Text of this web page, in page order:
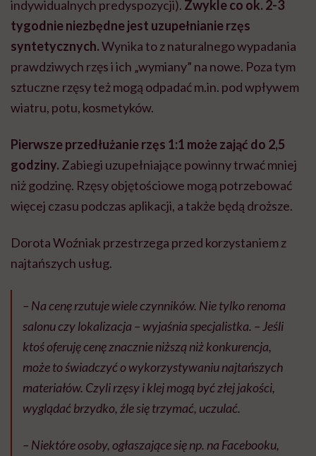
indywidualnych predyspozycji). Zwykle co ok. 2-3
tygodnie niezbędne jest uzupełnianie rzęs
syntetycznych.Wynika to z naturalnego wypadania
prawdziwych rzęs i ich „wymiany” na nowe. Poza tym
sztuczne rzęsy też mogą odpadać m.in. pod wpływem
wiatru, potu, kosmetyków.
Pierwsze przedłużanie rzęs 1:1 może zająć do 2,5
godziny. Zabiegi uzupełniające powinny trwać mniej
niż godzinę. Rzęsy objętościowe mogą potrzebować
więcej czasu podczas aplikacji, a także będą droższe.
Dorota Woźniak przestrzega przed korzystaniem z
najtańszych usług.
– Na cenę rzutuje wiele czynników. Nie tylko renoma
salonu czy lokalizacja – wyjaśnia specjalistka. – Jeśli
ktoś oferuję cenę znacznie niższą niż konkurencja,
może to świadczyć o wykorzystywaniu najtańszych
materiałów. Czyli rzęsy i klej mogą być złej jakości,
wyglądać brzydko, źle się trzymać, uczulać.
– Niektóre osoby, ogłaszające się np. na Facebooku,